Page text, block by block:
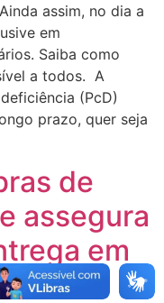
assim, no dia a
em
Saiba como
a todos. A
(PcD)
prazo, quer seja
de
assegura
em